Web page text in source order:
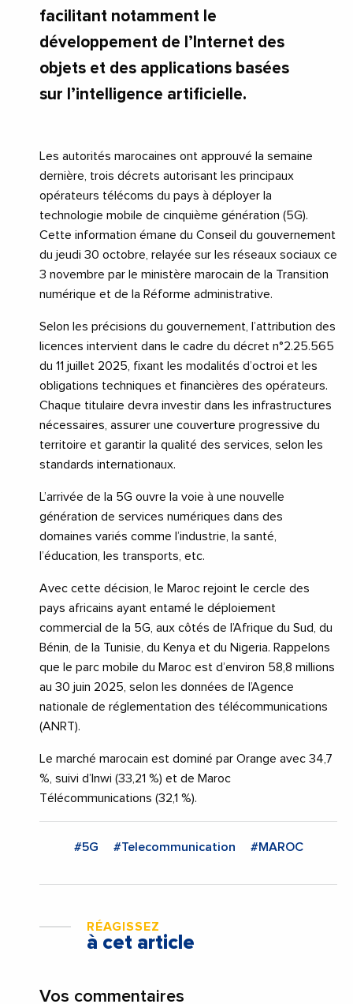
facilitant notamment le
développement de l’Internet des
objets et des applications basées
sur l’intelligence artificielle.
Les autorités marocaines ont approuvé la semaine
dernière, trois décrets autorisant les principaux
opérateurs télécoms du pays à déployer la
technologie mobile de cinquième génération (5G).
Cette information émane du Conseil du gouvernement
du jeudi 30 octobre, relayée sur les réseaux sociaux ce
3 novembre par le ministère marocain de la Transition
numérique et de la Réforme administrative.
Selon les précisions du gouvernement, l’attribution des
licences intervient dans le cadre du décret n°2.25.565
du 11 juillet 2025, fixant les modalités d’octroi et les
obligations techniques et financières des opérateurs.
Chaque titulaire devra investir dans les infrastructures
nécessaires, assurer une couverture progressive du
territoire et garantir la qualité des services, selon les
standards internationaux.
L’arrivée de la 5G ouvre la voie à une nouvelle
génération de services numériques dans des
domaines variés comme l’industrie, la santé,
l’éducation, les transports, etc.
Avec cette décision, le Maroc rejoint le cercle des
pays africains ayant entamé le déploiement
commercial de la 5G, aux côtés de l’Afrique du Sud, du
Bénin, de la Tunisie, du Kenya et du Nigeria. Rappelons
que le parc mobile du Maroc est d’environ 58,8 millions
au 30 juin 2025, selon les données de l’Agence
nationale de réglementation des télécommunications
(ANRT).
Le marché marocain est dominé par Orange avec 34,7
%, suivi d’Inwi (33,21 %) et de Maroc
Télécommunications (32,1 %).
#5G #Telecommunication #MAROC
RÉAGISSEZ
à cet article
Vos commentaires